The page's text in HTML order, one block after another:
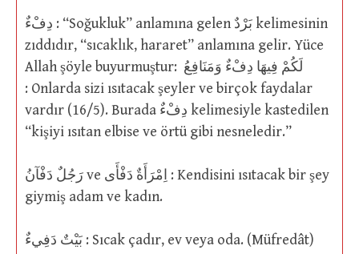
دِفْءٌ : “Soğukluk” anlamına gelen بَرْدٌ kelimesinin
zıddıdır, “sıcaklık, hararet” anlamına gelir. Yüce
Allah şöyle buyurmuştur: لَكُمْ فِيهَا دِفْءٌ وَمَنَافِعُ
: Onlarda sizi ısıtacak şeyler ve birçok faydalar
vardır (16/5). Burada دِفْءٌ kelimesiyle kastedilen
“kişiyi ısıtan elbise ve örtü gibi nesneledir.”
رَجُلٌ دَفْآنُ ve اِمْرَأَةٌ دَفْأَى : Kendisini ısıtacak bir şey
giymiş adam ve kadın.
بَيْتٌ دَفِيءٌ : Sıcak çadır, ev veya oda. (Müfredât)